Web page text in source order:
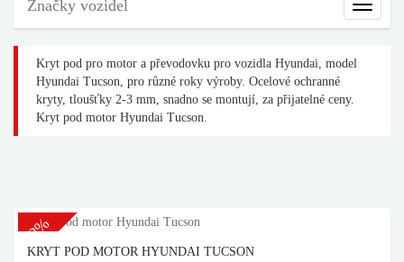
Značky
vozidel
Značky vozidel
Kryt pod pro motor a převodovku pro vozidla Hyundai, model
Hyundai Tucson, pro různé roky výroby. Ocelové ochranné
kryty, tloušťky 2-3 mm, snadno se montují, za přijatelné ceny.
Kryt pod motor Hyundai Tucson.
-12%
KRYT POD MOTOR HYUNDAI TUCSON